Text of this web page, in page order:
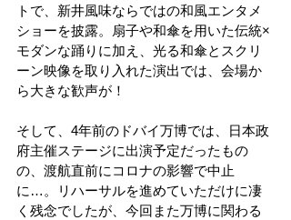
トで、新井風味ならではの和風エンタメ
ショーを披露。扇子や和傘を用いた伝統×
モダンな踊りに加え、光る和傘とスクリ
ーン映像を取り入れた演出では、会場か
ら大きな歓声が！
そして、4年前のドバイ万博では、日本政
府主催ステージに出演予定だったもの
の、渡航直前にコロナの影響で中止
に…。リハーサルを進めていただけに凄
く残念でしたが、今回また万博に関わる